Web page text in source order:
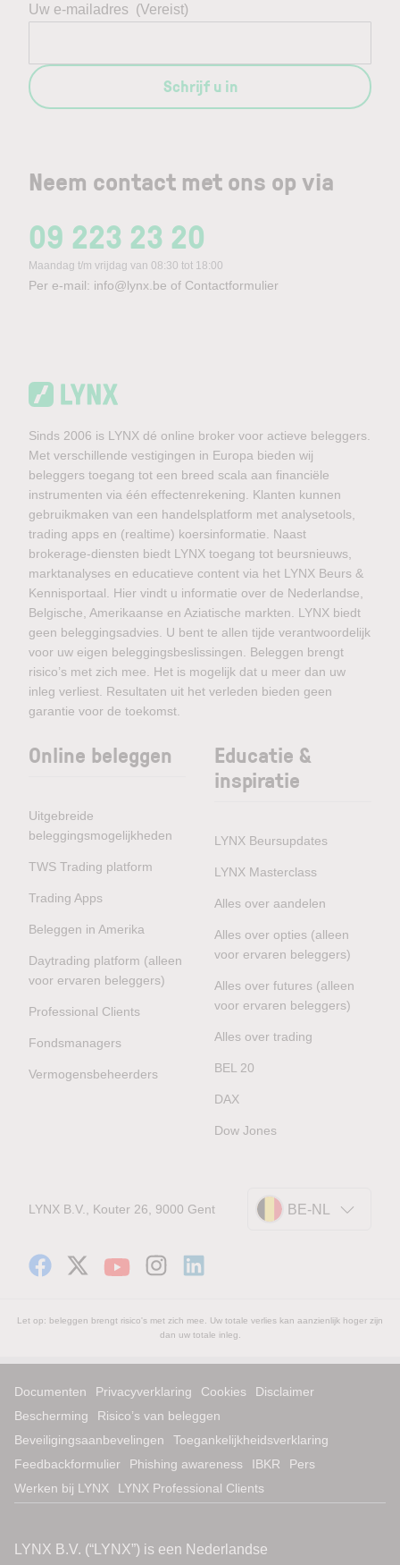
Neem contact met ons op via
09 223 23 20
Maandag t/m vrijdag van 08:30 tot 18:00
Per e-mail: info@lynx.be of Contactformulier
Uw e-mailadres (Vereist)
Schrijf u in
Sinds 2006 is LYNX dé online broker voor actieve beleggers.
Met verschillende vestigingen in Europa bieden wij
beleggers toegang tot een breed scala aan financiële
instrumenten via één effectenrekening. Klanten kunnen
gebruikmaken van een handelsplatform met analysetools,
trading apps en (realtime) koersinformatie. Naast
brokerage-diensten biedt LYNX toegang tot beursnieuws,
marktanalyses en educatieve content via het LYNX Beurs &
Kennisportaal. Hier vindt u informatie over de Nederlandse,
Belgische, Amerikaanse en Aziatische markten. LYNX biedt
geen beleggingsadvies. U bent te allen tijde verantwoordelijk
voor uw eigen beleggingsbeslissingen. Beleggen brengt
risico’s met zich mee. Het is mogelijk dat u meer dan uw
inleg verliest. Resultaten uit het verleden bieden geen
garantie voor de toekomst.
Online beleggen
Uitgebreide
beleggingsmogelijkheden
TWS Trading platform
Trading Apps
Beleggen in Amerika
Daytrading platform (alleen
voor ervaren beleggers)
Professional Clients
Fondsmanagers
Vermogensbeheerders
Educatie &
inspiratie
LYNX Beursupdates
LYNX Masterclass
Alles over aandelen
Alles over opties (alleen
voor ervaren beleggers)
Alles over futures (alleen
voor ervaren beleggers)
Alles over trading
BEL 20
DAX
Dow Jones
LYNX B.V., Kouter 26, 9000 Gent BE-NL
Let op: beleggen brengt risico's met zich mee. Uw totale verlies kan aanzienlijk hoger zijn
dan uw totale inleg.
Documenten Privacyverklaring Cookies
Disclaimer
Bescherming
Risico’s van beleggen
Beveiligingsaanbevelingen
Toegankelijkheidsverklaring
Feedbackformulier
Phishing awareness IBKR
Pers
Werken bij LYNX
LYNX Professional Clients